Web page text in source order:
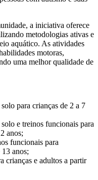
a iniciativa oferece
metodologias ativas e
aquático. As atividades
motoras,
uma melhor qualidade de
para crianças de 2 a 7
e treinos funcionais para
anos;
funcionais para
anos;
crianças e adultos a partir